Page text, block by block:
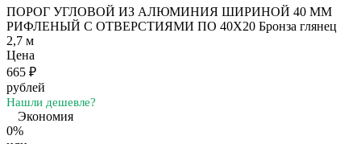
ПОРОГ УГЛОВОЙ ИЗ АЛЮМИНИЯ ШИРИНОЙ 40 ММ
РИФЛЕНЫЙ С ОТВЕРСТИЯМИ ПО 40Х20 Бронза глянец
2,7 м
Цена
665 ₽
рублей
Нашли дешевле?
Экономия
0%